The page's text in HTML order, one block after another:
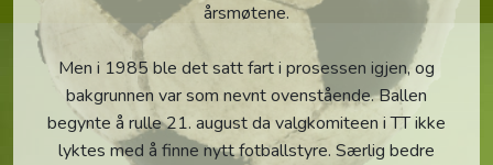
årsmøtene.
Men i 1985 ble det satt fart i prosessen igjen, og
bakgrunnen var som nevnt ovenstående. Ballen
begynte å rulle 21. august da valgkomiteen i TT ikke
lyktes med å finne nytt fotballstyre. Særlig bedre